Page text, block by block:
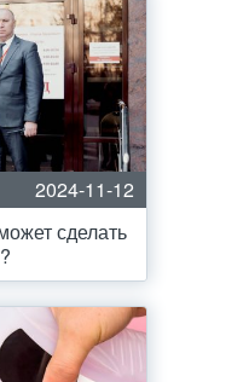
2024-11-12
сделать